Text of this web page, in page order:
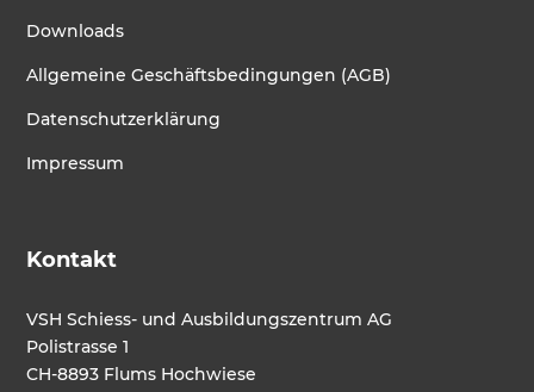
Downloads
Allgemeine Geschäftsbedingungen (AGB)
Datenschutzerklärung
Impressum
Kontakt
VSH Schiess- und Ausbildungszentrum AG
Polistrasse 1
CH-8893 Flums Hochwiese